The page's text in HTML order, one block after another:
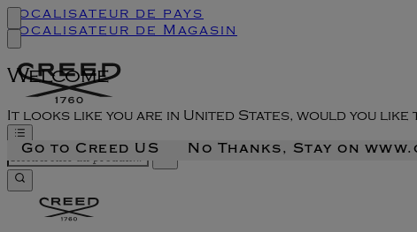
Welcome
It looks like you are in United States, would you
Go to Creed US No Thanks, Stay on
Localisateur de pays
Localisateur de Magasin